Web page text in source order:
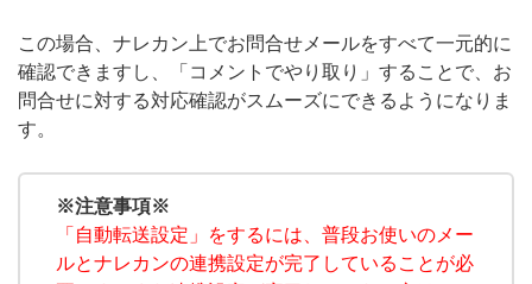
ログイン
この場合、ナレカン上でお問合せメールをすべて一元的に
確認できますし、「コメントでやり取り」することで、お
問合せに対する対応確認がスムーズにできるようになりま
す。
※注意事項※
「自動転送設定」をするには、普段お使いのメー
ルとナレカンの連携設定が完了していることが必